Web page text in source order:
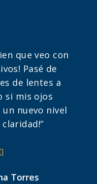
que veo con
Pasé de
de lentes a
si mis ojos
nuevo nivel
Torres